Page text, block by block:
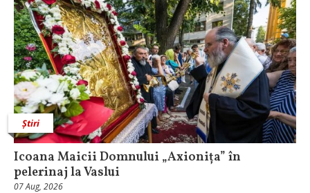
Știri
Icoana Maicii Domnului „Axionița” în
pelerinaj la Vaslui
07 Aug, 2026